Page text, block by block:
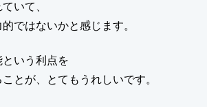
いて、
ではないかと感じます。
いう利点を
とが、とてもうれしいです。